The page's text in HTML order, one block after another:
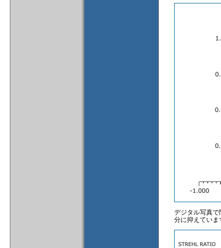
デジタル写真で
分に抑えていま